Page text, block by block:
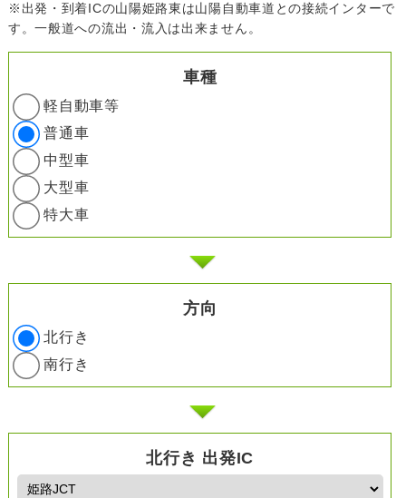
※出発・到着ICの山陽姫路東は山陽自動車道との接続インターで
す。一般道への流出・流入は出来ません。
車種
軽自動車等
普通車
中型車
大型車
特大車
方向
北行き
南行き
北行き 出発IC